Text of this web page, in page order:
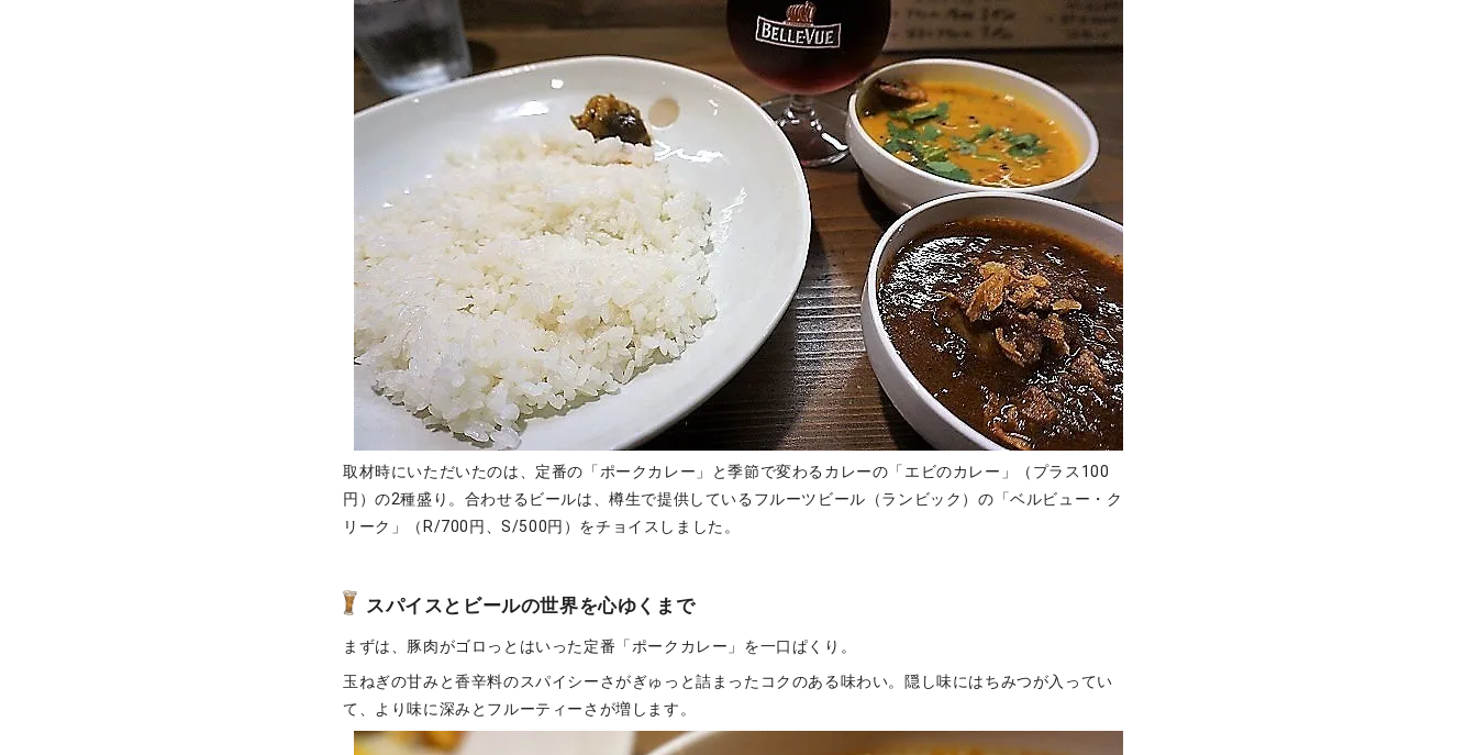
取材時にいただいたのは、定番の「ポークカレー」と季節で変わるカレーの「エビのカレー」（プラス100
円）の2種盛り。合わせるビールは、樽生で提供しているフルーツビール（ランビック）の「ベルビュー・ク
リーク」（R/700円、S/500円）をチョイスしました。
スパイスとビールの世界を心ゆくまで
まずは、豚肉がゴロっとはいった定番「ポークカレー」を一口ぱくり。
玉ねぎの甘みと香辛料のスパイシーさがぎゅっと詰まったコクのある味わい。隠し味にはちみつが入ってい
て、より味に深みとフルーティーさが増します。